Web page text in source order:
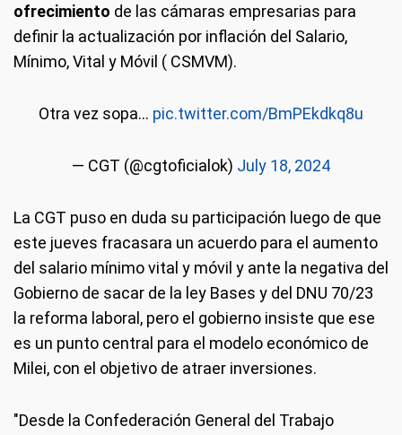
ofrecimiento de las cámaras empresarias para
definir la actualización por inflación del Salario,
Mínimo, Vital y Móvil ( CSMVM).
Otra vez sopa... pic.twitter.com/BmPEkdkq8u
— CGT (@cgtoficialok) July 18, 2024
La CGT puso en duda su participación luego de que
este jueves fracasara un acuerdo para el aumento
del salario mínimo vital y móvil y ante la negativa del
Gobierno de sacar de la ley Bases y del DNU 70/23
la reforma laboral, pero el gobierno insiste que ese
es un punto central para el modelo económico de
Milei, con el objetivo de atraer inversiones.
"Desde la Confederación General del Trabajo